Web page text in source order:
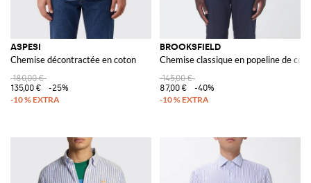
ASPESI
Chemise décontractée en coton
180,00 €
135,00 €
-25%
BROOKSFIELD
Chemise classique en popeline de
145,00 €
87,00 €
-40%